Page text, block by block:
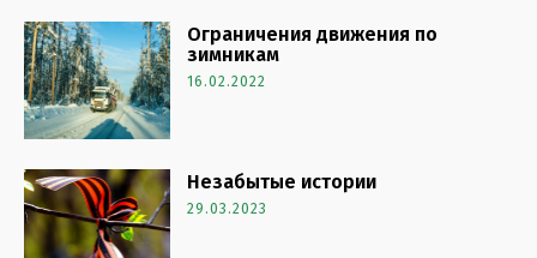
Ограничения движения по
зимникам
16.02.2022
Незабытые истории
29.03.2023